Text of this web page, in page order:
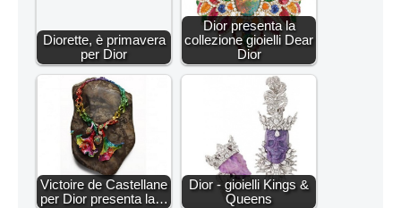
Diorette, è primavera
per Dior
Dior presenta la
collezione gioielli Dear
Dior
Victoire de Castellane
per Dior presenta la…
Dior - gioielli Kings &
Queens